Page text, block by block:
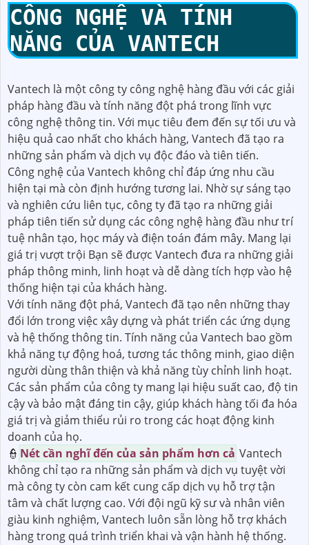
CÔNG NGHỆ VÀ TÍNH
NĂNG CỦA VANTECH
Vantech là một công ty công nghệ hàng đầu với các giải
pháp hàng đầu và tính năng đột phá trong lĩnh vực
công nghệ thông tin. Với mục tiêu đem đến sự tối ưu và
hiệu quả cao nhất cho khách hàng, Vantech đã tạo ra
những sản phẩm và dịch vụ độc đáo và tiên tiến.
Công nghệ của Vantech không chỉ đáp ứng nhu cầu
hiện tại mà còn định hướng tương lai. Nhờ sự sáng tạo
và nghiên cứu liên tục, công ty đã tạo ra những giải
pháp tiên tiến sử dụng các công nghệ hàng đầu như trí
tuệ nhân tạo, học máy và điện toán đám mây. Mang lại
giá trị vượt trội Bạn sẽ được Vantech đưa ra những giải
pháp thông minh, linh hoạt và dễ dàng tích hợp vào hệ
thống hiện tại của khách hàng.
Với tính năng đột phá, Vantech đã tạo nên những thay
đổi lớn trong việc xây dựng và phát triển các ứng dụng
và hệ thống thông tin. Tính năng của Vantech bao gồm
khả năng tự động hoá, tương tác thông minh, giao diện
người dùng thân thiện và khả năng tùy chỉnh linh hoạt.
Các sản phẩm của công ty mang lại hiệu suất cao, độ tin
cậy và bảo mật đáng tin cậy, giúp khách hàng tối đa hóa
giá trị và giảm thiểu rủi ro trong các hoạt động kinh
doanh của họ.
👮 Nét cần nghĩ đến của sản phẩm hơn cả Vantech
không chỉ tạo ra những sản phẩm và dịch vụ tuyệt vời
mà công ty còn cam kết cung cấp dịch vụ hỗ trợ tận
tâm và chất lượng cao. Với đội ngũ kỹ sư và nhân viên
giàu kinh nghiệm, Vantech luôn sẵn lòng hỗ trợ khách
hàng trong quá trình triển khai và vận hành hệ thống.